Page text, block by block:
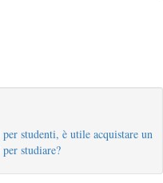
per studenti, è utile acquistare un
studiare?